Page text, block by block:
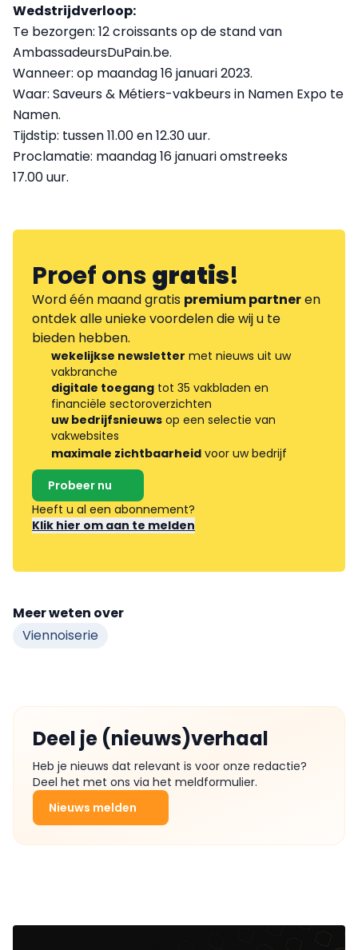
Wedstrijdverloop:
Te bezorgen: 12 croissants op de stand van
AmbassadeursDuPain.be.
Wanneer: op maandag 16 januari 2023.
Waar: Saveurs & Métiers-vakbeurs in Namen Expo te
Namen.
Tijdstip: tussen 11.00 en 12.30 uur.
Proclamatie: maandag 16 januari omstreeks
17.00 uur.
Proef onsgratis!
Word één maand gratis premium partneren
ontdek alle unieke voordelen die wij u te
bieden hebben.
wekelijkse newsletter met nieuws uit uw
vakbranche
digitale toegang tot 35 vakbladen en
financiële sectoroverzichten
uw bedrijfsnieuws op een selectie van
vakwebsites
maximale zichtbaarheid voor uw bedrijf
Probeer nu
Heeft u al een abonnement?
Klik hier om aan te melden
Meer weten over
Viennoiserie
Deel je (nieuws)verhaal
Heb je nieuws dat relevant is voor onze redactie?
Deel het met ons via het meldformulier.
Nieuws melden